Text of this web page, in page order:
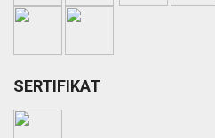
SERTIFIKAT